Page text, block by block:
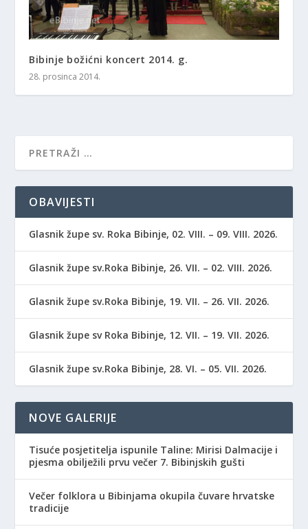
Bibinje božićni koncert 2014. g.
28. prosinca 2014.
OBAVIJESTI
Glasnik župe sv. Roka Bibinje, 02. VIII. – 09. VIII. 2026.
Glasnik župe sv.Roka Bibinje, 26. VII. – 02. VIII. 2026.
Glasnik župe sv.Roka Bibinje, 19. VII. – 26. VII. 2026.
Glasnik župe sv Roka Bibinje, 12. VII. – 19. VII. 2026.
Glasnik župe sv.Roka Bibinje, 28. VI. – 05. VII. 2026.
NOVE GALERIJE
Tisuće posjetitelja ispunile Taline: Mirisi Dalmacije i
pjesma obilježili prvu večer 7. Bibinjskih gušti
Večer folklora u Bibinjama okupila čuvare hrvatske
tradicije